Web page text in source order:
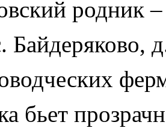
родник
Байдеряково,
бьет